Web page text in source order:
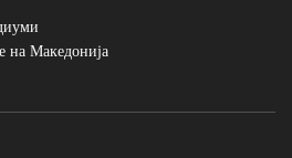
на Македонија